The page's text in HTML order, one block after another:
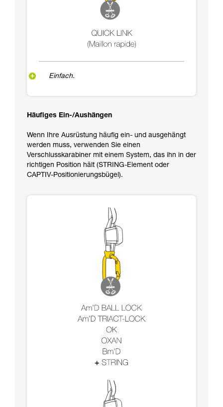
Einfach.
Häufiges Ein-/Aushängen
Wenn Ihre Ausrüstung häufig ein- und ausgehängt
werden muss, verwenden Sie einen
Verschlusskarabiner mit einem System, das ihn in der
richtigen Position hält (STRING-Element oder
CAPTIV-Positionierungsbügel).